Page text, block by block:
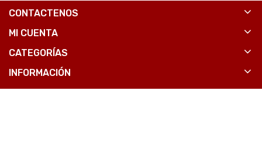
CONTACTENOS
MI CUENTA
CATEGORÍAS
INFORMACIÓN